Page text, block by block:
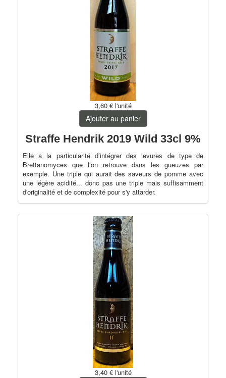
3,60 € l'unité
Ajouter au panier
Straffe Hendrik 2019 Wild 33cl 9%
Elle a la particularité d’intégrer des levures de type de
Brettanomyces que l’on retrouve dans les gueuzes par
exemple. Une triple qui aurait des saveurs de pomme avec
une légère acidité... donc pas une triple mais suffisamment
d'originalité et de complexité pour s'y attarder.
3,40 € l'unité